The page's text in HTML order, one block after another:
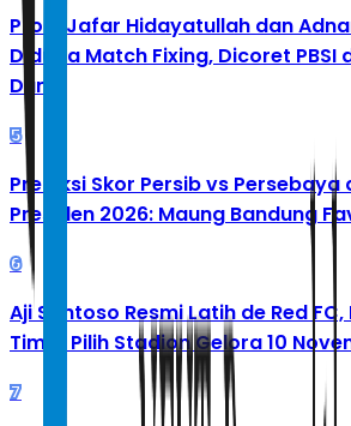
Profil Jafar Hidayatullah dan
Diduga Match Fixing, Dicoret PBSI
Dunia
5
Prediksi Skor Persib vs Persebaya
Presiden 2026: Maung Bandung
6
Aji Santoso Resmi Latih de Red
Timur Pilih Stadion Gelora 10
7